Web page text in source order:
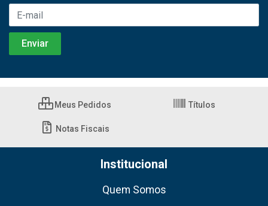
Meus Pedidos Títulos
Notas Fiscais
Institucional
Quem Somos